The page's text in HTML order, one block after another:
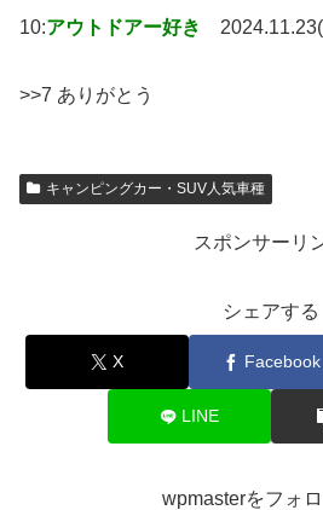
10:アウトドアー好き
>>7 ありがとう
キャンピングカー・SUV人気車種
スポンサーリ
シェアする
X Facebook
LINE
wpmasterをフォ